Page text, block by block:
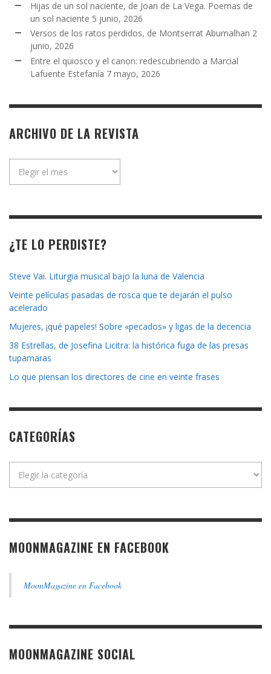
Hijas de un sol naciente, de Joan de La Vega. Poemas de
un sol naciente 5 junio, 2026
Versos de los ratos perdidos, de Montserrat Abumalhan 2
junio, 2026
Entre el quiosco y el canon: redescubriendo a Marcial
Lafuente Estefanía 7 mayo, 2026
ARCHIVO DE LA REVISTA
¿TE LO PERDISTE?
Steve Vai. Liturgia musical bajo la luna de Valencia
Veinte películas pasadas de rosca que te dejarán el pulso
acelerado
Mujeres, ¡qué papeles! Sobre «pecados» y ligas de la decencia
38 Estrellas, de Josefina Licitra: la histórica fuga de las presas
tupamaras
Lo que piensan los directores de cine en veinte frases
CATEGORÍAS
MOONMAGAZINE EN FACEBOOK
MoonMagazine en Facebook
MOONMAGAZINE SOCIAL